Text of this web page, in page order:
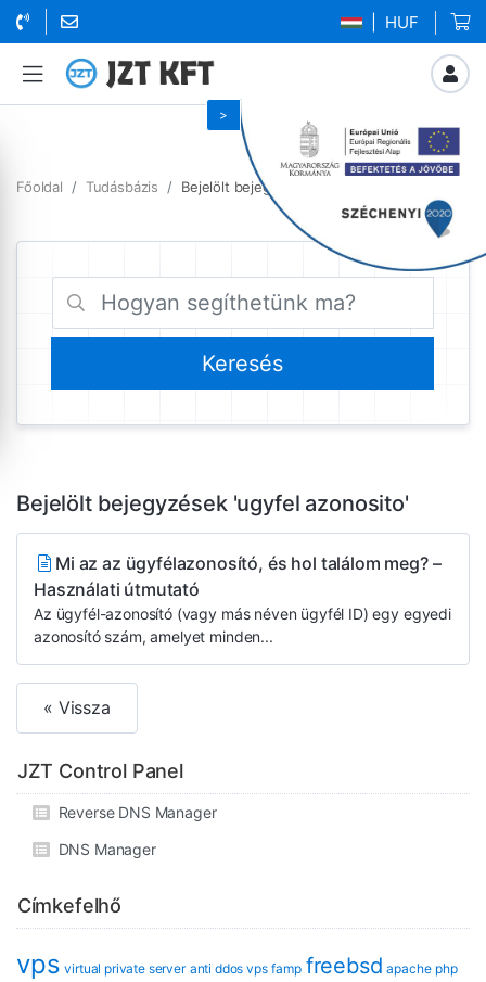
| HUF
Főoldal Tudásbázis Bejelölt bejegyzések ugyfel azonosito
Bejelölt bejegyzések 'ugyfel azonosito'
Mi az az ügyfélazonosító, és hol találom meg? –
Használati útmutató
Az ügyfél-azonosító (vagy más néven ügyfél ID) egy egyedi
azonosító szám, amelyet minden...
« Vissza
JZT Control Panel
Reverse DNS Manager
DNS Manager
Címkefelhő
vps virtual private server anti ddos vps famp freebsd apache php